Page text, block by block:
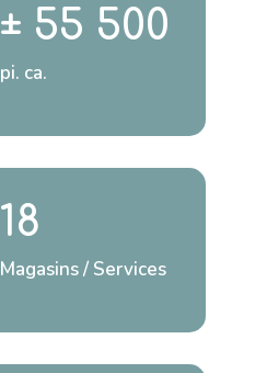
± 55 500
pi. ca.
18
Magasins / Services